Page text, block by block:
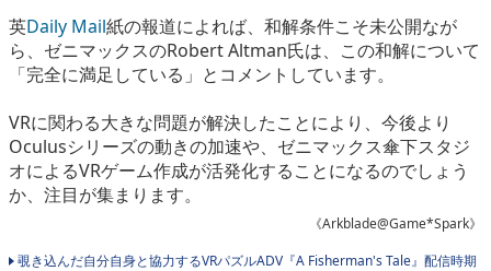
英Daily Mail紙の報道によれば、和解条件こそ未公開なが
ら、ゼニマックスのRobert Altman氏は、この和解について
「完全に満足している」とコメントしています。
VRに関わる大きな問題が解決したことにより、今後より
Oculusシリーズの動きの加速や、ゼニマックス傘下スタジ
オによるVRゲーム作成が活発化することになるのでしょう
か、注目が集まります。
《Arkblade@Game*Spark》
覗き込んだ自分自身と協力するVRパズルADV『A Fisherman's Tale』配信時期